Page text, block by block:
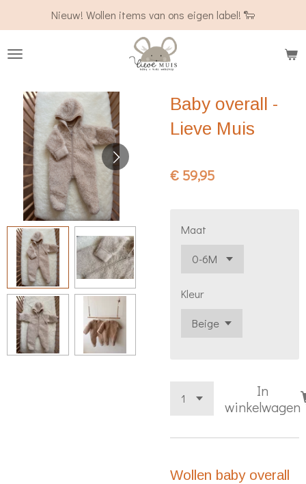
naar
hoofdinhoud
Nieuw! Wollen items van ons eigen label! 🐑
Baby overall -
Lieve Muis
€ 59,95
Maat
Kleur
In
winkelwagen
Wollen baby overall